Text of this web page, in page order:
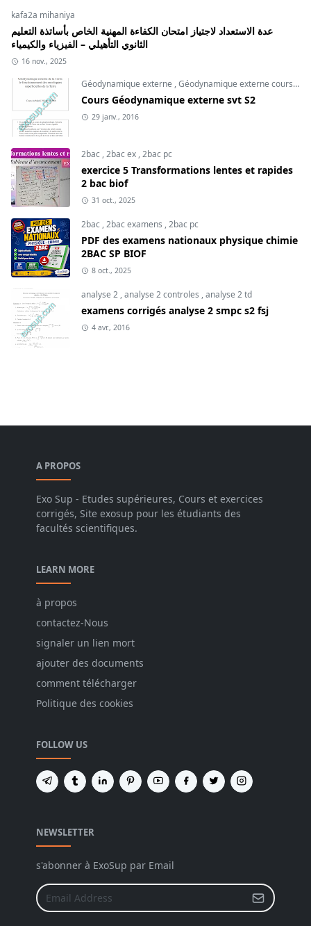
kafa2a mihaniya
عدة الاستعداد لاجتياز امتحان الكفاءة المهنية الخاص بأساتذة التعليم
الثانوي التأهيلي – الفيزياء والكيمياء
16 nov., 2025
Géodynamique externe ,Géodynamique externe cours ,
Cours Géodynamique externe svt S2
29 janv., 2016
2bac ,2bac ex ,2bac pc
exercice 5 Transformations lentes et rapides
2 bac biof
31 oct., 2025
2bac ,2bac examens ,2bac pc
PDF des examens nationaux physique chimie
2BAC SP BIOF
8 oct., 2025
analyse 2 ,analyse 2 controles ,analyse 2 td
examens corrigés analyse 2 smpc s2 fsj
4 avr., 2016
A PROPOS
Exo Sup - Etudes supérieures, Cours et exercices
corrigés, Site exosup pour les étudiants des
facultés scientifiques.
LEARN MORE
à propos
contactez-Nous
signaler un lien mort
ajouter des documents
comment télécharger
Politique des cookies
FOLLOW US
NEWSLETTER
s'abonner à ExoSup par Email